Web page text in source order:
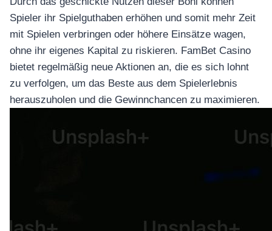
Spieler ihr Spielguthaben erhöhen und somit mehr Zeit
mit Spielen verbringen oder höhere Einsätze wagen,
ohne ihr eigenes Kapital zu riskieren. FamBet Casino
bietet regelmäßig neue Aktionen an, die es sich lohnt
zu verfolgen, um das Beste aus dem Spielerlebnis
herauszuholen und die Gewinnchancen zu maximieren.